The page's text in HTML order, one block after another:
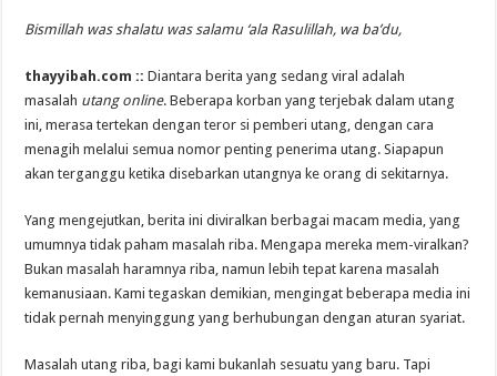
Bismillah was shalatu was salamu ‘ala Rasulillah, wa ba’du,
thayyibah.com ::Diantara berita yang sedang viral adalah
masalah utang online. Beberapa korban yang terjebak dalam utang
ini, merasa tertekan dengan teror si pemberi utang, dengan cara
menagih melalui semua nomor penting penerima utang. Siapapun
akan terganggu ketika disebarkan utangnya ke orang di sekitarnya.
Yang mengejutkan, berita ini diviralkan berbagai macam media, yang
umumnya tidak paham masalah riba. Mengapa mereka mem-viralkan?
Bukan masalah haramnya riba, namun lebih tepat karena masalah
kemanusiaan. Kami tegaskan demikian, mengingat beberapa media ini
tidak pernah menyinggung yang berhubungan dengan aturan syariat.
Masalah utang riba, bagi kami bukanlah sesuatu yang baru. Tapi